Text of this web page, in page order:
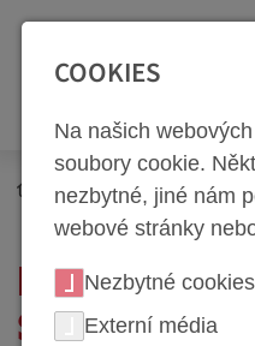
Zur Top Navigation
Newsroom
PODMÍNKY
SÉRIOVÉ
COOKIES
Na našich
soubory cookie.
nezbytné, jiné nám
webové stránky
Nezbytné cookies
Externí média